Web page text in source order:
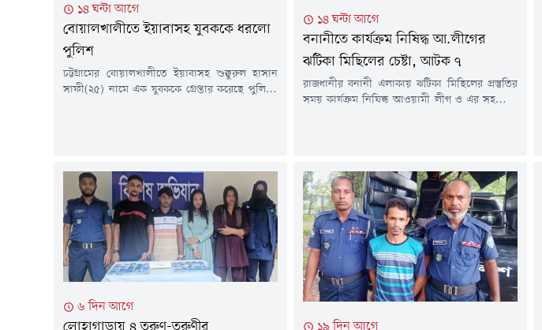
১৪ ঘন্টা আগে
বোয়ালখালীতে ইয়াবাসহ যুবককে ধরলো
পুলিশ
চট্টগ্রামের বোয়ালখালীতে ইয়াবাসহ শুক্কুরুল হাসান
সাফী(২৫) নামে এক যুবককে গ্রেপ্তার করেছে পুলিশ।
হাসান শরীফের ছেলে।থানার উপপরিদর্শক (এসআই)
নিংওয়াই মারমা জানান, গোপন সংবাদের ভিত্তিতে...
১৪ ঘন্টা আগে
বনানীতে কার্যক্রম নিষিদ্ধ আ.লীগের
ঝটিকা মিছিলের চেষ্টা, আটক ৭
রাজধানীর বনানী এলাকায় ঝটিকা মিছিলের প্রস্তুতির
সময় কার্যক্রম নিষিদ্ধ আওয়ামী লীগ ও এর সহযোগী
আটক করা হয়।আটক ব্যক্তিরা হলেন-মো. আরিফ
(১৯), মো. শাকিল আহমেদ (১৯), আশিক আহমেদ
মোস্তফা (১৯)...
৬ দিন আগে